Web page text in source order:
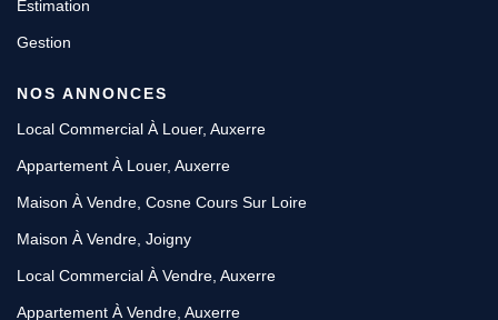
Estimation
Gestion
NOS ANNONCES
Local Commercial À Louer, Auxerre
Appartement À Louer, Auxerre
Maison À Vendre, Cosne Cours Sur Loire
Maison À Vendre, Joigny
Local Commercial À Vendre, Auxerre
Appartement À Vendre, Auxerre